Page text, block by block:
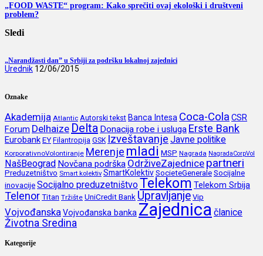
„FOOD WASTE“ program: Kako sprečiti ovaj ekološki i društveni
problem?
Sledi
„Narandžasti dan” u Srbiji za podršku lokalnoj zajednici
Urednik 12/06/2015
Oznake
Akademija Atlantic Autorski tekst Banca Intesa Coca-Cola CSR
Forum Delhaize Delta Donacija robe i usluga Erste Bank
EurobankEY Filantropija GSK Izveštavanje Javne politike
KorporativnoVolontiranje Merenje mladi MSP Nagrada NagradaCorpVol
NašBeograd Novčana podrška OdrživeZajednice partneri
Preduzetništvo Smart kolektiv SmartKolektivSocieteGeneraleSocijalne
inovacijeSocijalno preduzetništvoTelekom Telekom Srbija
TelenorTitan Tržište UniCredit Bank Upravljanje Vip
VojvođanskaVojvođanska banka Zajednica članice
Životna Sredina
Kategorije